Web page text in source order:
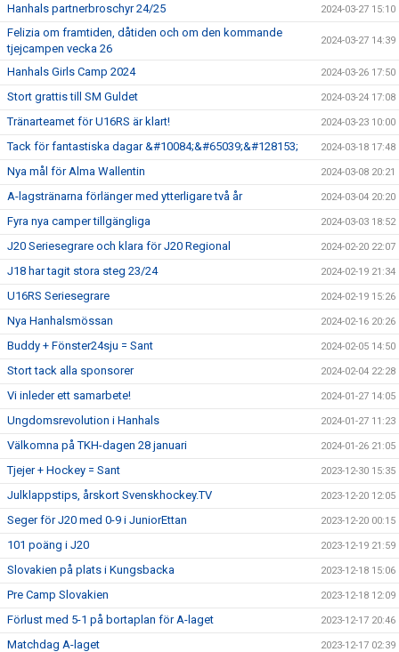
Hanhals partnerbroschyr 24/25 2024-03-27 15:10
Felizia om framtiden, dåtiden och om den kommande
tjejcampen vecka 26
2024-03-27 14:39
Hanhals Girls Camp 2024 2024-03-26 17:50
Stort grattis till SM Guldet 2024-03-24 17:08
Tränarteamet för U16RS är klart! 2024-03-23 10:00
Tack för fantastiska dagar &#10084;&#65039;&#128153; 2024-03-18 17:48
Nya mål för Alma Wallentin 2024-03-08 20:21
A-lagstränarna förlänger med ytterligare två år 2024-03-04 20:20
Fyra nya camper tillgängliga 2024-03-03 18:52
J20 Seriesegrare och klara för J20 Regional 2024-02-20 22:07
J18 har tagit stora steg 23/24 2024-02-19 21:34
U16RS Seriesegrare 2024-02-19 15:26
Nya Hanhalsmössan 2024-02-16 20:26
Buddy + Fönster24sju = Sant 2024-02-05 14:50
Stort tack alla sponsorer 2024-02-04 22:28
Vi inleder ett samarbete! 2024-01-27 14:05
Ungdomsrevolution i Hanhals 2024-01-27 11:23
Välkomna på TKH-dagen 28 januari 2024-01-26 21:05
Tjejer + Hockey = Sant 2023-12-30 15:35
Julklappstips, årskort Svenskhockey.TV 2023-12-20 12:05
Seger för J20 med 0-9 i JuniorEttan 2023-12-20 00:15
101 poäng i J20 2023-12-19 21:59
Slovakien på plats i Kungsbacka 2023-12-18 15:06
Pre Camp Slovakien 2023-12-18 12:09
Förlust med 5-1 på bortaplan för A-laget 2023-12-17 20:46
Matchdag A-laget 2023-12-17 02:39